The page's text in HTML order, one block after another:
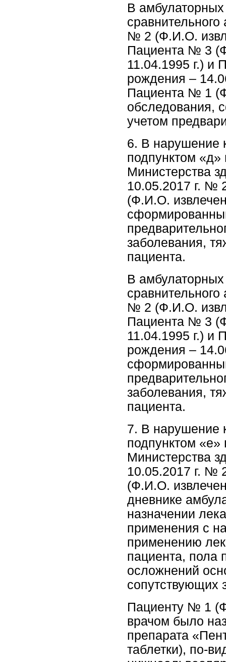
В
№ 2 (Ф.И.О.
Пациента № 3
11.04.1995 г.)
рождения –
Пациента № 1
обследования,
учетом
6. В нарушение
подпунктом
Министерства
10.05.2017 г. №
(Ф.И.О.
заболевания,
пациента.
В
№ 2 (Ф.И.О.
Пациента № 3
11.04.1995 г.)
рождения –
заболевания,
пациента.
7. В нарушение
подпунктом
Министерства
10.05.2017 г. №
(Ф.И.О.
дневнике
назначении
применения с
применению
пациента, пола
осложнений
сопутствующих
Пациенту № 1
врачом было
препарата
таблетки), по-